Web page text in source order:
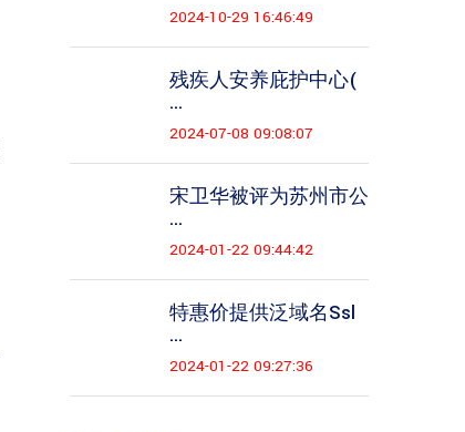
2024-10-29 16:46:49
残疾人安养庇护中心(
...
2024-07-08 09:08:07
宋卫华被评为苏州市公
...
2024-01-22 09:44:42
特惠价提供泛域名ssl
...
2024-01-22 09:27:36